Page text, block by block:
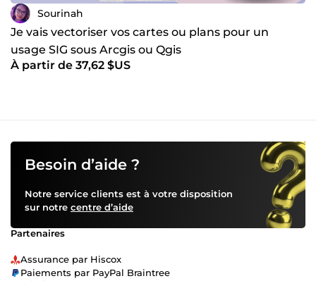
Sourinah
Je vais vectoriser vos cartes ou plans pour un
usage SIG sous Arcgis ou Qgis
À partir de 37,62 $US
Besoin d’aide ?
Notre service clients est à votre disposition
sur notre centre d’aide
Partenaires
Assurance par Hiscox
Paiements par PayPal Braintree